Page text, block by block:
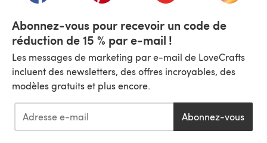
Abonnez-vous pour recevoir un code de
réduction de 15 % par e-mail !
Les messages de marketing par e-mail de LoveCrafts
incluent des newsletters, des offres incroyables, des
modèles gratuits et plus encore.
Abonnez-vous